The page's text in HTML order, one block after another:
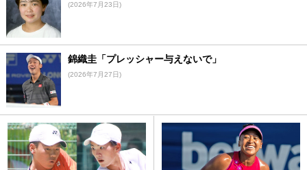
(2026年7月23日)
錦織圭「プレッシャー与えないで」
(2026年7月27日)